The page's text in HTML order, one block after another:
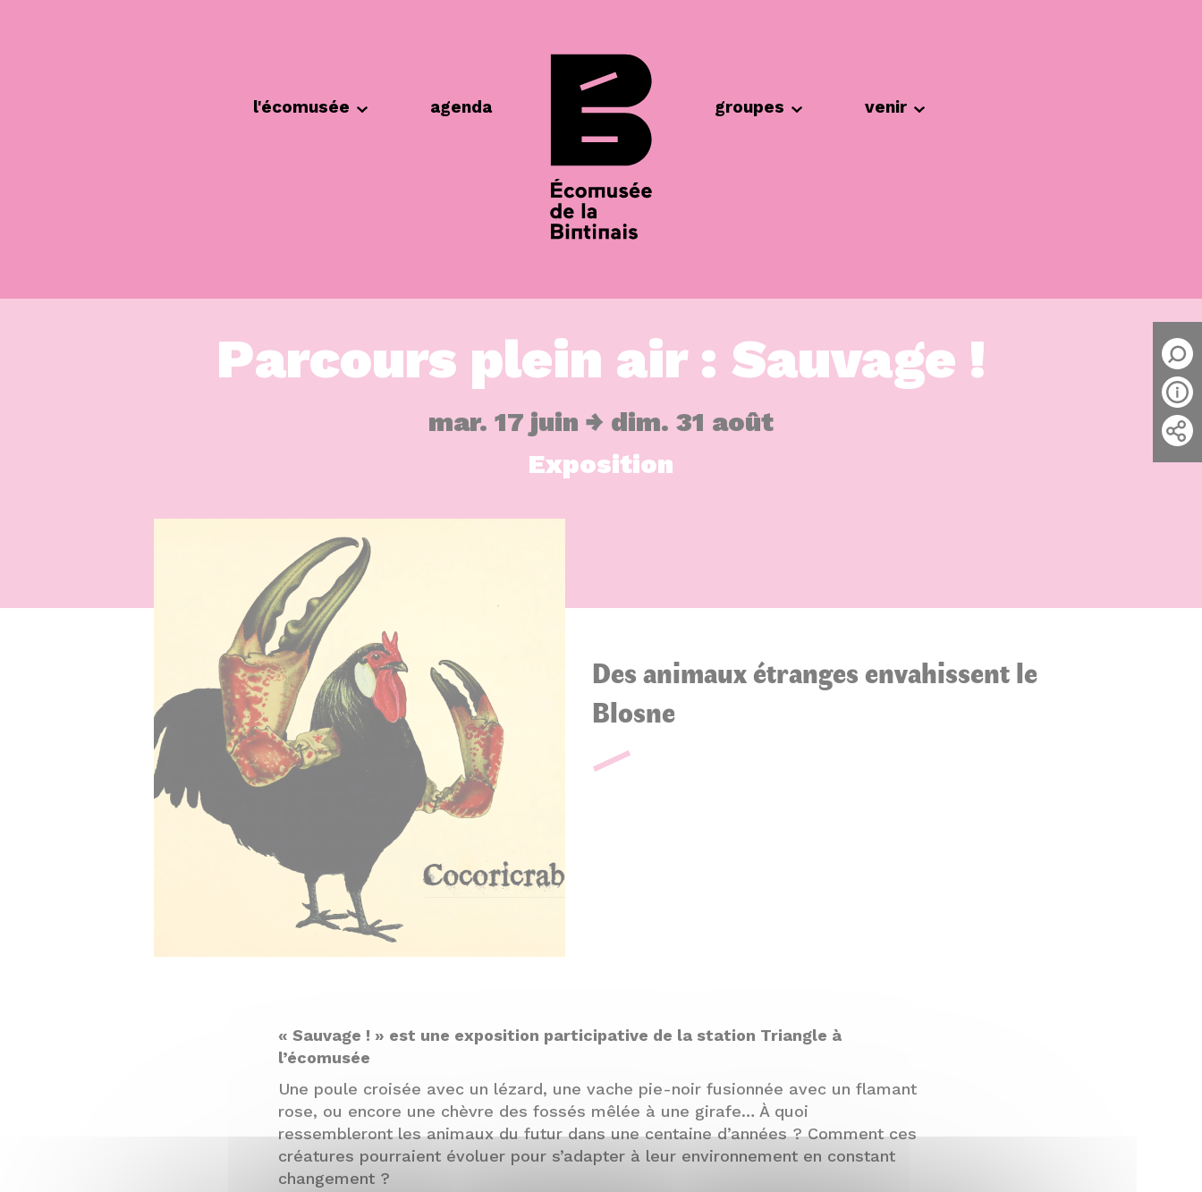
l'écomusée agenda groupes venir
Parcours plein air : Sauvage !
mar. 17 juin
dim. 31 août
Exposition
Des animaux étranges envahissent le
Blosne
« Sauvage ! » est une exposition participative de la station Triangle à
l’écomusée
Une poule croisée avec un lézard, une vache pie-noir fusionnée avec un flamant
rose, ou encore une chèvre des fossés mêlée à une girafe… À quoi
ressembleront les animaux du futur dans une centaine d’années ? Comment ces
créatures pourraient évoluer pour s’adapter à leur environnement en constant
changement ?